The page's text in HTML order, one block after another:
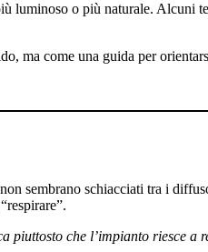
o più naturale. Alcuni
ma come una guida per
sembrano schiacciati tra i
piuttosto che l’impianto riesce